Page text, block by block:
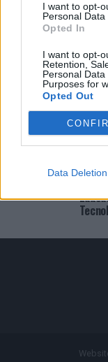
I want to opt-
Personal Data
Opted In
I want to opt-
Retention,
Personal
Purposes for
Opted Out
Data Deletion
Cinco